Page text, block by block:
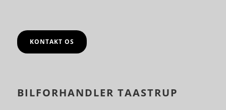
KONTAKT OS
BILFORHANDLER TAASTRUP